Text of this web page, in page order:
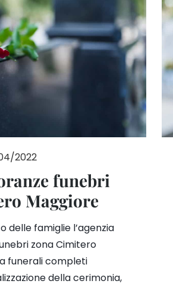
2022
funebri
Maggiore
delle famiglie l’agenzia
zona Cimitero
funerali completi
della cerimonia,